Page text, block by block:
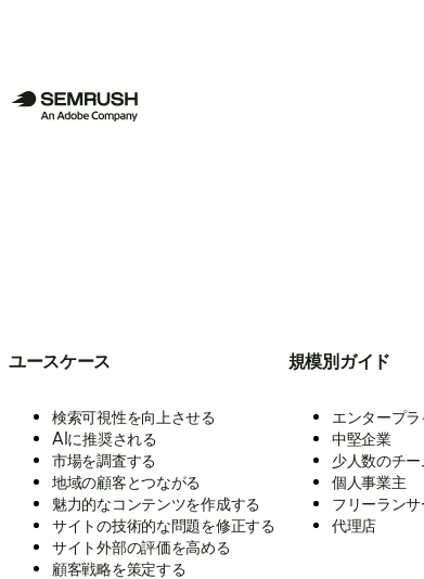
ユースケース
検索可視性を向上させる
AIに推奨される
市場を調査する
地域の顧客とつながる
魅力的なコンテンツを作成する
サイトの技術的な問題を修正する
サイト外部の評価を高める
顧客戦略を策定する
規模別ガイド
エンタープ
中堅企業
少人数のチー
個人事業主
フリーランサ
代理店